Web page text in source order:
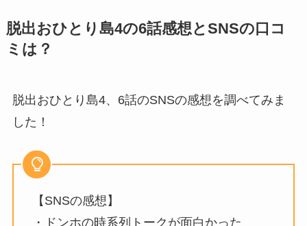
脱出おひとり島4の6話感想とSNSの口コ
ミは？
脱出おひとり島4、6話のSNSの感想を調べてみま
した！
【SNSの感想】
・ドンホの時系列トークが面白かった